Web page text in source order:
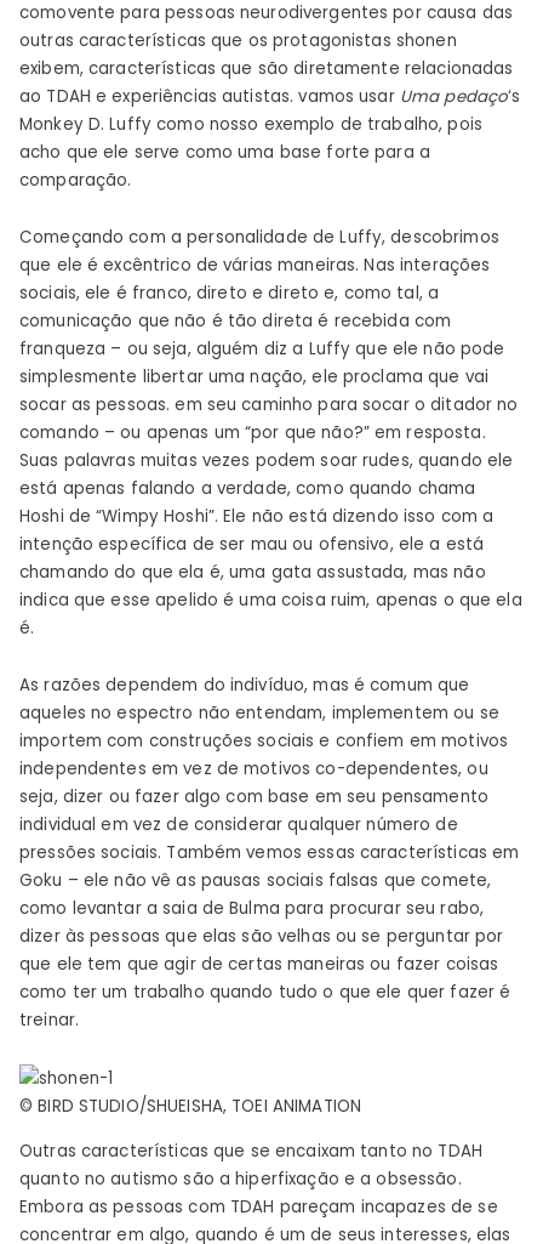
comovente para pessoas neurodivergentes por causa das
outras características que os protagonistas shonen
exibem, características que são diretamente relacionadas
ao TDAH e experiências autistas. vamos usar Uma pedaço‘s
Monkey D. Luffy como nosso exemplo de trabalho, pois
acho que ele serve como uma base forte para a
comparação.
Começando com a personalidade de Luffy, descobrimos
que ele é excêntrico de várias maneiras. Nas interações
sociais, ele é franco, direto e direto e, como tal, a
comunicação que não é tão direta é recebida com
franqueza – ou seja, alguém diz a Luffy que ele não pode
simplesmente libertar uma nação, ele proclama que vai
socar as pessoas. em seu caminho para socar o ditador no
comando – ou apenas um “por que não?” em resposta.
Suas palavras muitas vezes podem soar rudes, quando ele
está apenas falando a verdade, como quando chama
Hoshi de “Wimpy Hoshi”. Ele não está dizendo isso com a
intenção específica de ser mau ou ofensivo, ele a está
chamando do que ela é, uma gata assustada, mas não
indica que esse apelido é uma coisa ruim, apenas o que ela
é.
As razões dependem do indivíduo, mas é comum que
aqueles no espectro não entendam, implementem ou se
importem com construções sociais e confiem em motivos
independentes em vez de motivos co-dependentes, ou
seja, dizer ou fazer algo com base em seu pensamento
individual em vez de considerar qualquer número de
pressões sociais. Também vemos essas características em
Goku – ele não vê as pausas sociais falsas que comete,
como levantar a saia de Bulma para procurar seu rabo,
dizer às pessoas que elas são velhas ou se perguntar por
que ele tem que agir de certas maneiras ou fazer coisas
como ter um trabalho quando tudo o que ele quer fazer é
treinar.
© BIRD STUDIO/SHUEISHA, TOEI ANIMATION
Outras características que se encaixam tanto no TDAH
quanto no autismo são a hiperfixação e a obsessão.
Embora as pessoas com TDAH pareçam incapazes de se
concentrar em algo, quando é um de seus interesses, elas